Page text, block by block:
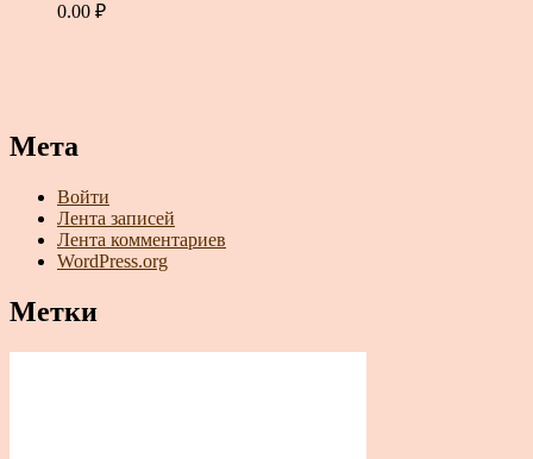
0.00 ₽
Мета
Войти
Лента записей
Лента комментариев
WordPress.org
Метки